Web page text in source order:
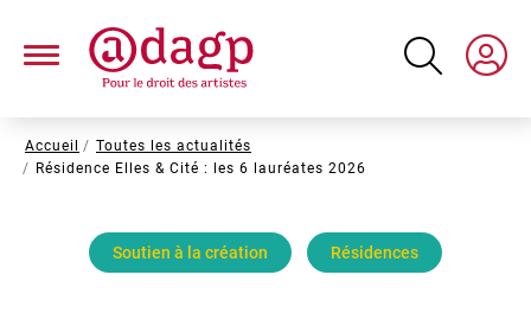
contenu
Fil
d'Ariane
Accueil
Toutes les actualités
Résidence Elles & Cité : les 6 lauréates 2026
Soutien à la création Résidences